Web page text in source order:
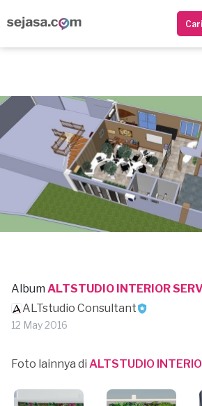
Album ALTSTUDIO INTERIOR
ALTstudio Consultant
12 May 2016
Foto lainnya di ALTSTUDIO